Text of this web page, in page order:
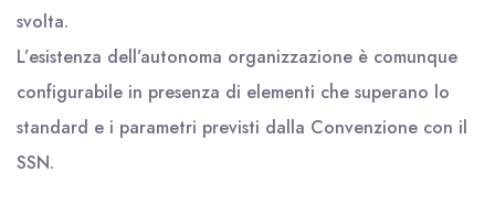
svolta.
L’esistenza dell’autonoma organizzazione è comunque
configurabile in presenza di elementi che superano lo
standard e i parametri previsti dalla Convenzione con il
SSN.